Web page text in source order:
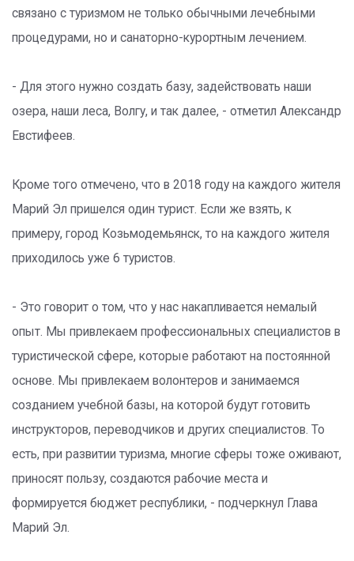
связано с туризмом не только обычными лечебными
процедурами, но и санаторно-курортным лечением.
- Для этого нужно создать базу, задействовать наши
озера, наши леса, Волгу, и так далее, - отметил Александр
Евстифеев.
Кроме того отмечено, что в 2018 году на каждого жителя
Марий Эл пришелся один турист. Если же взять, к
примеру, город Козьмодемьянск, то на каждого жителя
приходилось уже 6 туристов.
- Это говорит о том, что у нас накапливается немалый
опыт. Мы привлекаем профессиональных специалистов в
туристической сфере, которые работают на постоянной
основе. Мы привлекаем волонтеров и занимаемся
созданием учебной базы, на которой будут готовить
инструкторов, переводчиков и других специалистов. То
есть, при развитии туризма, многие сферы тоже оживают,
приносят пользу, создаются рабочие места и
формируется бюджет республики, - подчеркнул Глава
Марий Эл.